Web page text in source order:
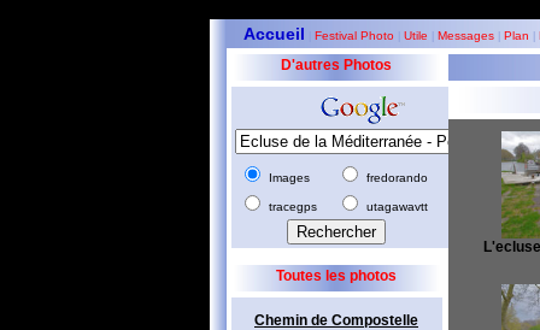
Accueil Festival Photo Utile Messages Plan
D'autres Photos
Images fredorando
tracegps utagawavtt
Toutes les photos
Chemin de Compostelle